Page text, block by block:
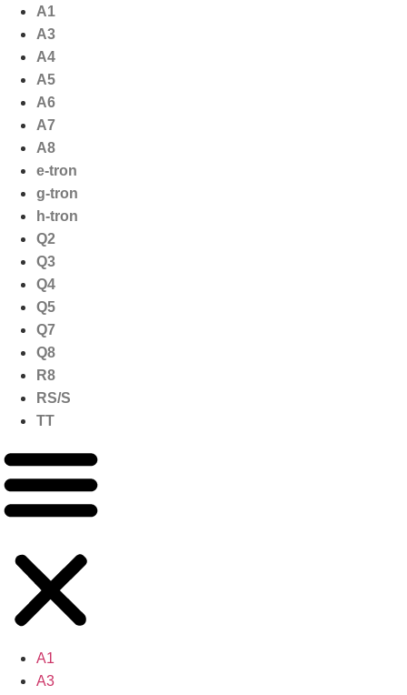
naar
inhoud
A1
A3
A4
A5
A6
A7
A8
e-tron
g-tron
h-tron
Q2
Q3
Q4
Q5
Q7
Q8
R8
RS/S
TT
A1
A3